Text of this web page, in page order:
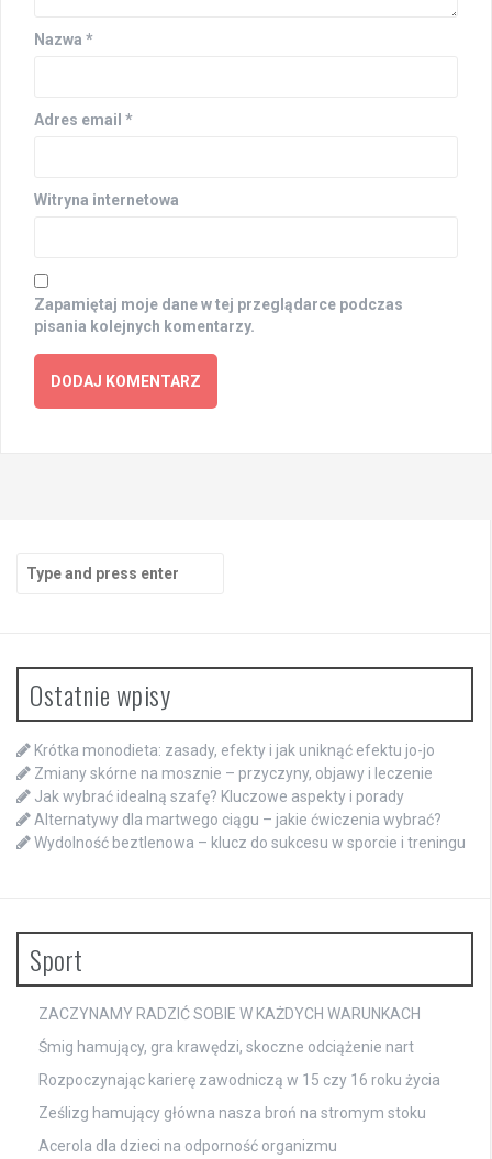
Nazwa *
Adres email *
Witryna internetowa
Zapamiętaj moje dane w tej przeglądarce podczas
pisania kolejnych komentarzy.
for:
Ostatnie wpisy
Krótka monodieta: zasady, efekty i jak uniknąć efektu jo-jo
Zmiany skórne na mosznie – przyczyny, objawy i leczenie
Jak wybrać idealną szafę? Kluczowe aspekty i porady
Alternatywy dla martwego ciągu – jakie ćwiczenia wybrać?
Wydolność beztlenowa – klucz do sukcesu w sporcie i treningu
Sport
ZACZYNAMY RADZIĆ SOBIE W KAŻDYCH WARUNKACH
Śmig hamujący, gra krawędzi, skoczne odciążenie nart
Rozpoczynając karierę zawodniczą w 15 czy 16 roku życia
Ześlizg hamujący główna nasza broń na stromym stoku
Acerola dla dzieci na odporność organizmu